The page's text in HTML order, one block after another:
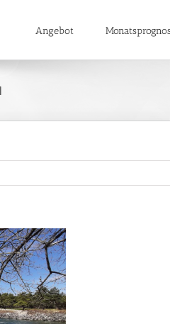
Angebot